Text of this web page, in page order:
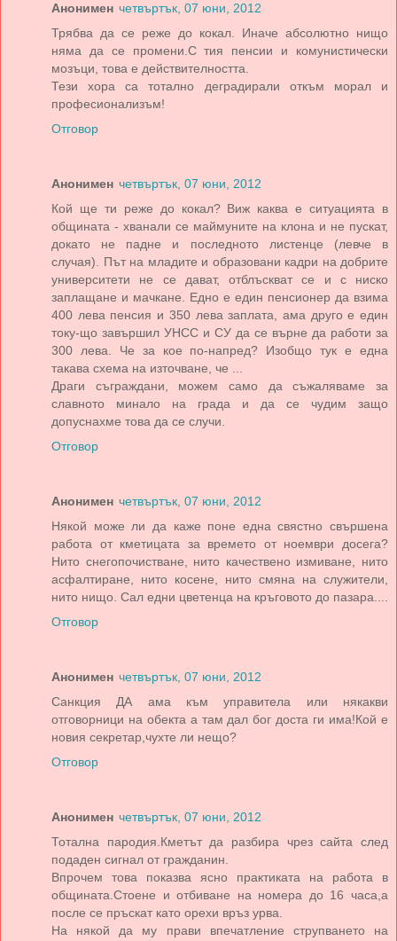
Анонимен четвъртък, 07 юни, 2012
Трябва да се реже до кокал. Иначе абсолютно нищо
няма да се промени.С тия пенсии и комунистически
мозъци, това е действителността.
Тези хора са тотално деградирали откъм морал и
професионализъм!
Отговор
Анонимен четвъртък, 07 юни, 2012
Кой ще ти реже до кокал? Виж каква е ситуацията в
общината - хванали се маймуните на клона и не пускат,
докато не падне и последното листенце (левче в
случая). Път на младите и образовани кадри на добрите
университети не се дават, отблъскват се и с ниско
заплащане и мачкане. Едно е един пенсионер да взима
400 лева пенсия и 350 лева заплата, ама друго е един
току-що завършил УНСС и СУ да се върне да работи за
300 лева. Че за кое по-напред? Изобщо тук е една
такава схема на източване, че ...
Драги съграждани, можем само да съжаляваме за
славното минало на града и да се чудим защо
допуснахме това да се случи.
Отговор
Анонимен четвъртък, 07 юни, 2012
Някой може ли да каже поне една свястно свършена
работа от кметицата за времето от ноември досега?
Нито снегопочистване, нито качествено измиване, нито
асфалтиране, нито косене, нито смяна на служители,
нито нищо. Сал едни цветенца на кръговото до пазара....
Отговор
Анонимен четвъртък, 07 юни, 2012
Санкция ДА ама към управитела или някакви
отговорници на обекта а там дал бог доста ги има!Кой е
новия секретар,чухте ли нещо?
Отговор
Анонимен четвъртък, 07 юни, 2012
Тотална пародия.Кметът да разбира чрез сайта след
подаден сигнал от гражданин.
Впрочем това показва ясно практиката на работа в
общината.Стоене и отбиване на номера до 16 часа,а
после се пръскат като орехи връз урва.
На някой да му прави впечатление струпването на